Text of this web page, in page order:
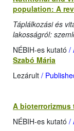
population: A
Táplálkozási és
lakosságról:
NÉBIH-es kutató /
Szabó Mária
Lezárult /
A bioterrorizmus
NÉBIH-es kutató /